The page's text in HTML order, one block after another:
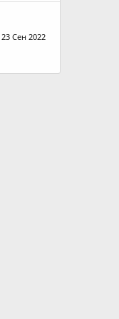
23 Сен 2022